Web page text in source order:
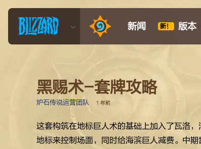
新闻 新！ 版本
黑赐术-套牌攻略
炉石传说运营团队 1 年前
这套构筑在地标巨人术的基础上加入了瓦洛
地标来控制场面，同时给海滨巨人减费。中